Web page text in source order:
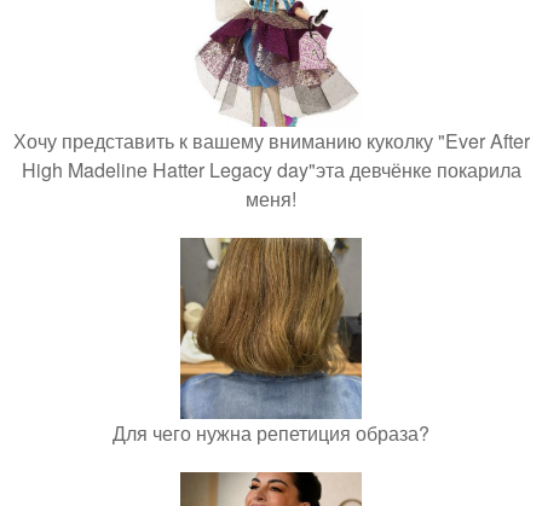
Хочу представить к вашему вниманию куколку "Ever After
High Madeline Hatter Legacy day"эта девчёнке покарила
меня!
Для чего нужна репетиция образа?